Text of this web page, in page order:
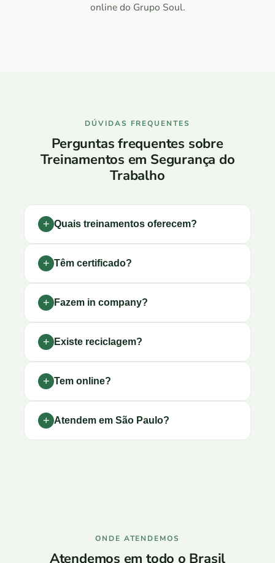
online do Grupo Soul.
DÚVIDAS FREQUENTES
Perguntas frequentes sobre
Treinamentos em Segurança do
Trabalho
Quais treinamentos oferecem?
Têm certificado?
Fazem in company?
Existe reciclagem?
Tem online?
Atendem em São Paulo?
ONDE ATENDEMOS
Atendemos em todo o Brasil